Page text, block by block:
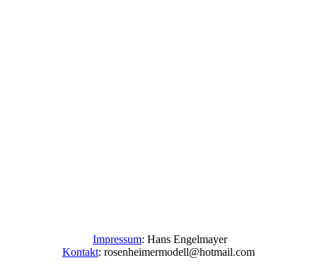
Impressum: Hans Engelmayer
Kontakt: rosenheimermodell@hotmail.com